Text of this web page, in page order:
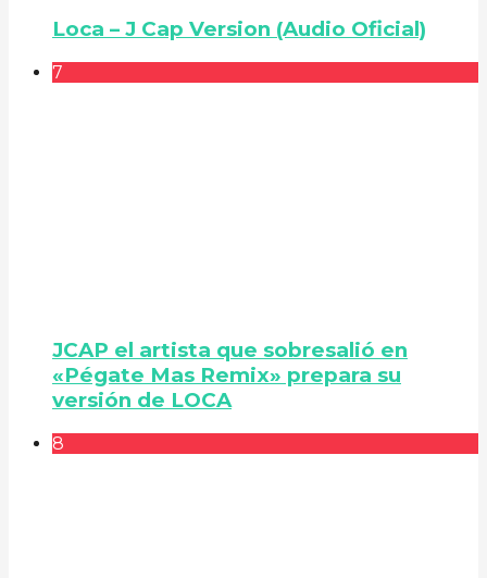
Loca – J Cap Version (Audio Oficial)
7
JCAP el artista que sobresalió en
«Pégate Mas Remix» prepara su
versión de LOCA
8